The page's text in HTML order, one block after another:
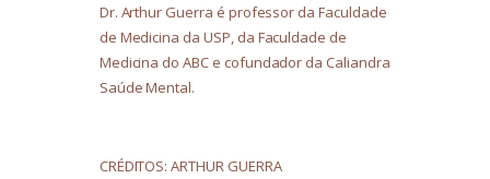
Dr. Arthur Guerra é professor da Faculdade
de Medicina da USP, da Faculdade de
Medicina do ABC e cofundador da Caliandra
Saúde Mental.
CRÉDITOS: ARTHUR GUERRA